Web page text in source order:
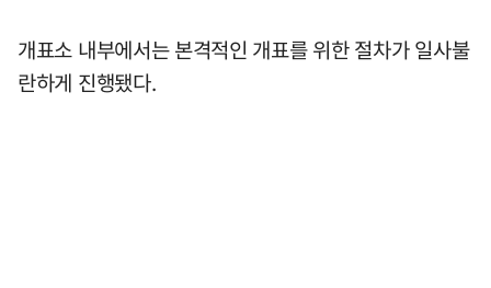
개표소 내부에서는 본격적인 개표를 위한 절차가 일사불
란하게 진행됐다.